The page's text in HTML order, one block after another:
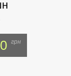
грн